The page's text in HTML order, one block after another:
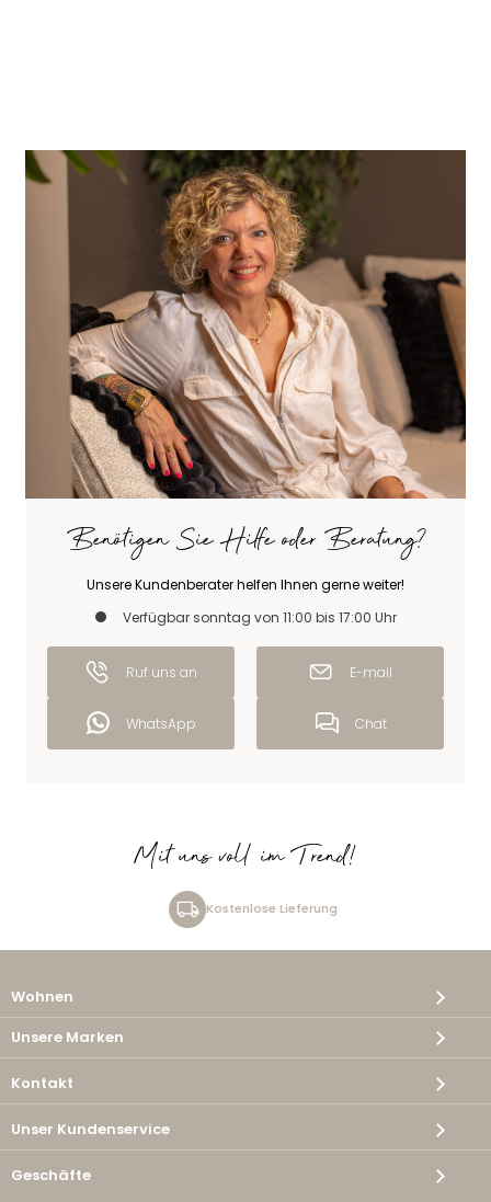
Benötigen Sie Hilfe oder Beratung?
Unsere Kundenberater helfen Ihnen gerne weiter!
Verfügbar sonntag von 11:00 bis 17:00 Uhr
Ruf uns an E-mail
WhatsApp Chat
Mit uns voll im Trend!
Kostenlose Lieferung
Wohnen
Unsere Marken
Kontakt
Unser Kundenservice
Geschäfte